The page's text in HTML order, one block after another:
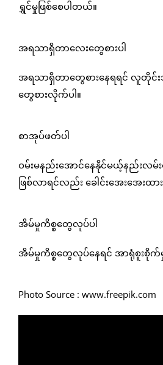
ရွှင်မှုဖြစ်စေပါတယ်။
အရသာရှိတာလေးတွေစားပါ
အရသာရှိတာတွေစားနေရရင် လူတိုင်းအ
တွေစားလိုက်ပါ။
စာအုပ်ဖတ်ပါ
ဝမ်းမနည်းအောင်နေနိုင်မယ့်နည်းလ
ဖြစ်လာရင်လည်း ခေါင်းအေးအေးထာ
အိမ်မှုကိစ္စတွေလုပ်ပါ
အိမ်မှုကိစ္စတွေလုပ်နေရင် အာရုံစူးစိုက်
Photo Source : www.freepik.com